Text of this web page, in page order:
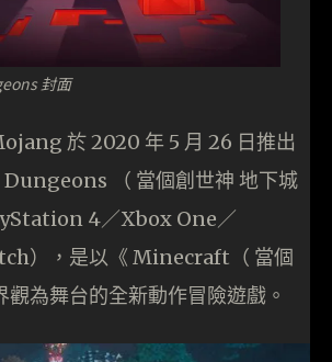
封面
於 2020 年 5 月 26 日推出
（ 當個創世神 地下城
4／Xbox One／
），是以《 Minecraft（ 當個
觀為舞台的全新動作冒險遊戲。